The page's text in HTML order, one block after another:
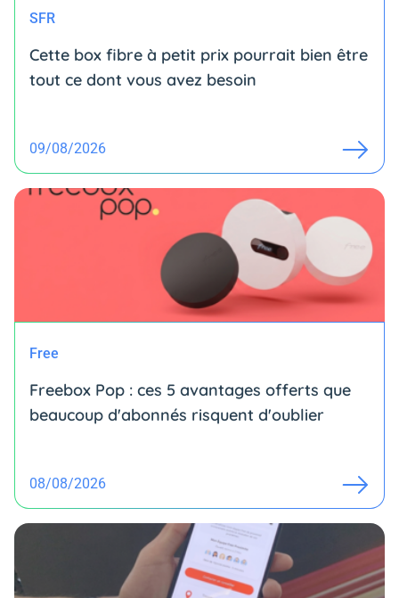
SFR
Cette box fibre à petit prix pourrait bien être
tout ce dont vous avez besoin
09/08/2026
Free
Freebox Pop : ces 5 avantages offerts que
beaucoup d'abonnés risquent d'oublier
08/08/2026